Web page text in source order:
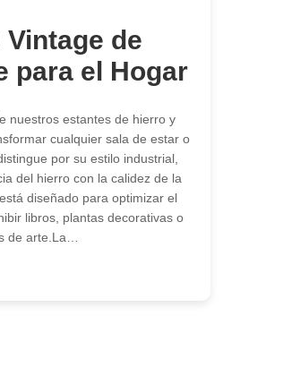
Vintage de
para el Hogar
nuestros estantes de hierro y
cualquier sala de estar o
por su estilo industrial,
del hierro con la calidez de la
diseñado para optimizar el
libros, plantas decorativas o
de arte.La…